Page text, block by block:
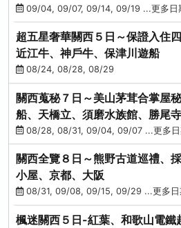
09/04, 09/07, 09/14, 09/19 ...更多日
超五星奢華關西５日～保證入住
近江牛、神戶牛、保津川遊船
08/24, 08/28, 08/29
關西蒐秘７日～美山茅茸合掌屋
船、天橋立、須磨水族館、勝尾寺
08/28, 08/31, 09/04, 09/07 ...更多日
關西全覽８日～熊野古道巡禮、
小屋、京都、大阪
08/31, 09/08, 09/15, 09/29 ...更多日
楓迷關西５日-紅葉、和歌山電鐵